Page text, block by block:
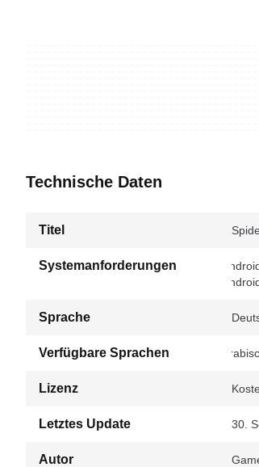
Technische Daten
Titel
Systemanforderungen
Sprache
Verfügbare Sprachen
Lizenz
Letztes Update 30.
Autor